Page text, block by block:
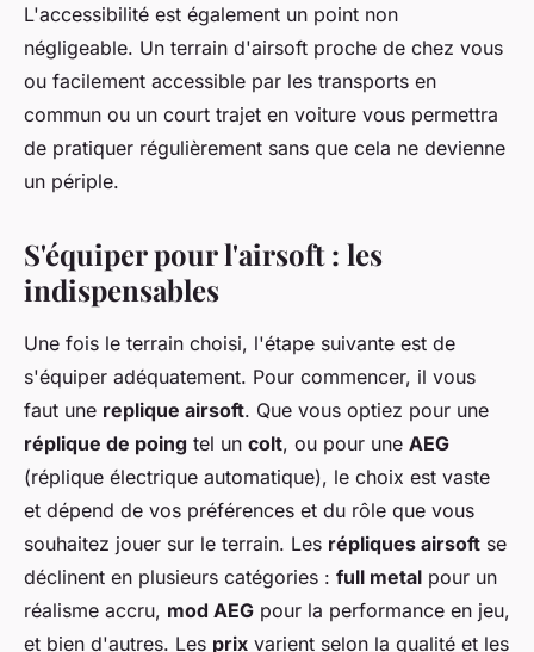
L'accessibilité est également un point non
négligeable. Un terrain d'airsoft proche de chez vous
ou facilement accessible par les transports en
commun ou un court trajet en voiture vous permettra
de pratiquer régulièrement sans que cela ne devienne
un périple.
S'équiper pour l'airsoft : les
indispensables
Une fois le terrain choisi, l'étape suivante est de
s'équiper adéquatement. Pour commencer, il vous
faut une replique airsoft. Que vous optiez pour une
réplique de poing tel un colt, ou pour une AEG
(réplique électrique automatique), le choix est vaste
et dépend de vos préférences et du rôle que vous
souhaitez jouer sur le terrain. Les répliques airsoft se
déclinent en plusieurs catégories : full metal pour un
réalisme accru, mod AEG pour la performance en jeu,
et bien d'autres. Les prix varient selon la qualité et les